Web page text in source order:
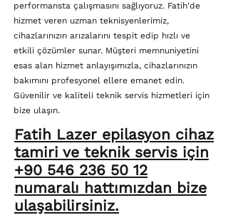
performansta çalışmasını sağlıyoruz. Fatih'de
hizmet veren uzman teknisyenlerimiz,
cihazlarınızın arızalarını tespit edip hızlı ve
etkili çözümler sunar. Müşteri memnuniyetini
esas alan hizmet anlayışımızla, cihazlarınızın
bakımını profesyonel ellere emanet edin.
Güvenilir ve kaliteli teknik servis hizmetleri için
bize ulaşın.
Fatih Lazer epilasyon cihaz
tamiri ve teknik servis için
+90 546 236 50 12
numaralı hattımızdan bize
ulaşabilirsiniz.